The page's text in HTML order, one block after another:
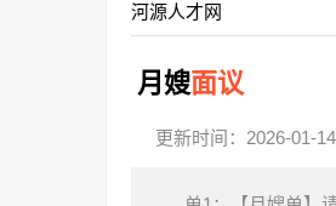
河源人才网
月嫂面议
更新时间：2026-01-